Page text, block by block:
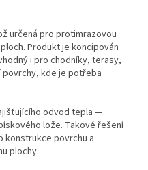
určená pro protimrazovou
Produkt je koncipován
i pro chodníky, terasy,
povrchy, kde je potřeba
odvod tepla —
lože. Takové řešení
konstrukce povrchu a
plochy.